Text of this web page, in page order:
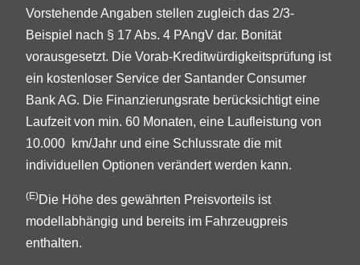
Vorstehende Angaben stellen zugleich das 2/3-
Beispiel nach § 17 Abs. 4 PAngV dar. Bonität
vorausgesetzt. Die Vorab-Kreditwürdigkeitsprüfung ist
ein kostenloser Service der Santander Consumer
Bank AG. Die Finanzierungsrate berücksichtigt eine
Laufzeit von min. 60 Monaten, eine Laufleistung von
10.000 km/Jahr und eine Schlussrate die mit
individuellen Optionen verändert werden kann.
(E)Die Höhe des gewährten Preisvorteils ist
modellabhängig und bereits im Fahrzeugpreis
enthalten.